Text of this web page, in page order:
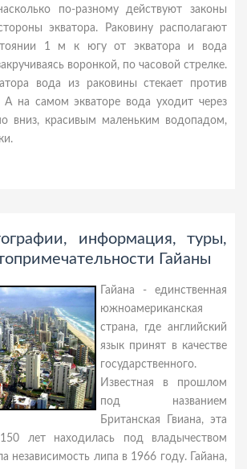
по-разному действуют законы
экватора. Раковину располагают
1 м к югу от экватора и вода
воронкой, по часовой стрелке.
вода из раковины стекает против
А на самом экваторе вода уходит через
вниз, красивым маленьким водопадом,
информация, туры,
Гайаны
Гайана - единственная
южноамериканская
страна, где английский
язык принят в качестве
государственного.
Известная в прошлом
под названием
Британская Гвиана, эта
лет находилась под владычеством
независимость липа в 1966 году. Гайана,